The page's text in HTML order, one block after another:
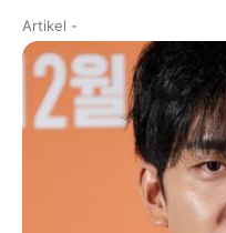
Artikel -